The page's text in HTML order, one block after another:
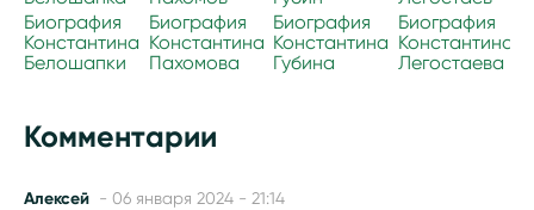
Биография
Константина
Белошапки
Биография
Константина
Пахомова
Биография
Константина
Губина
Биография
Константина
Легостаева
Комментарии
Алексей - 06 января 2024 - 21:14